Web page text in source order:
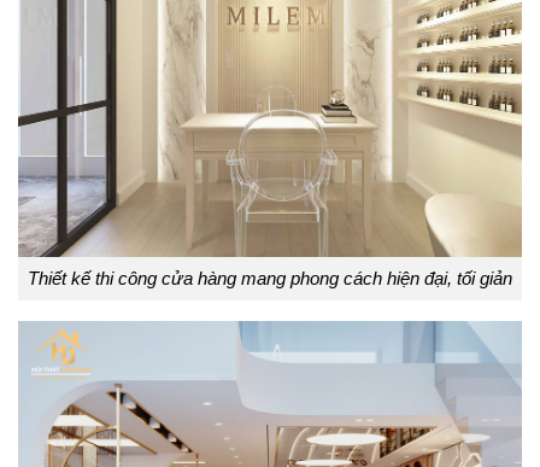
Thiết kế thi công cửa hàng mang phong cách hiện đại, tối giản